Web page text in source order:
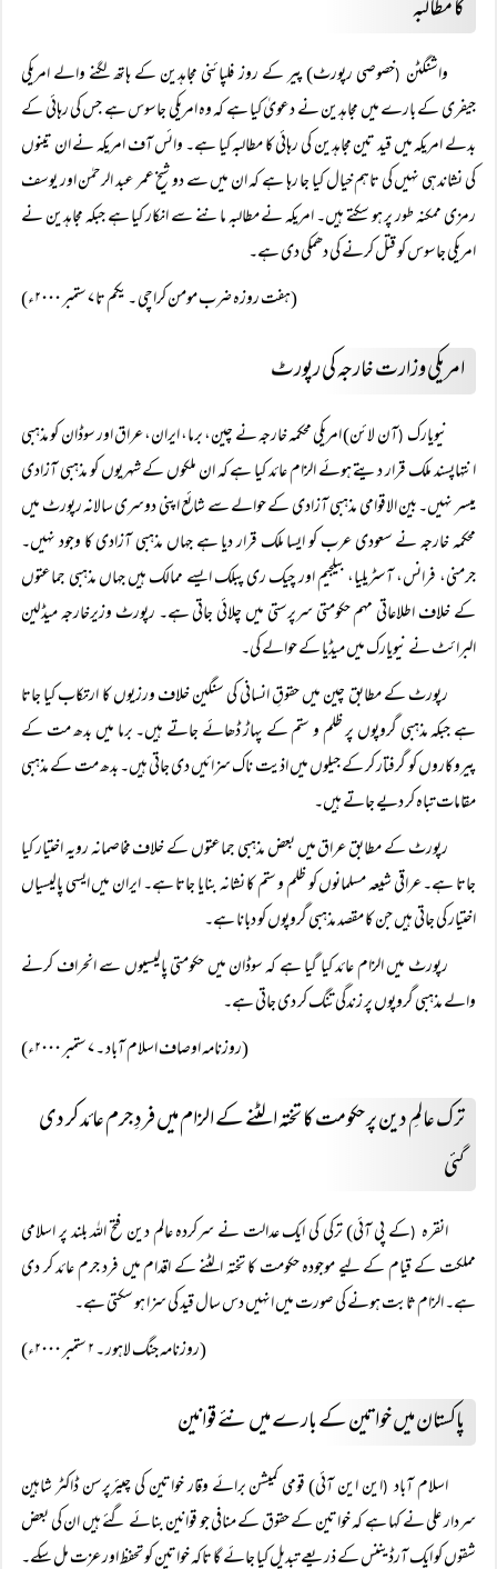
کا مطالبہ
واشنگٹن (خصوصی رپورٹ) پیر کے روز فلپائنی مجاہدین کے ہاتھ لگنے والے امریکی
جیفری کے بارے میں مجاہدین نے دعویٰ کیا ہے کہ وہ امریکی جاسوس ہے جس کی رہائی کے
بدلے امریکہ میں قید تین مجاہدین کی رہائی کا مطالبہ کیا ہے۔ وائس آف امریکہ نے ان تینوں
کی نشاندہی نہیں کی تاہم خیال کیا جا رہا ہے کہ ان میں سے دو شیخ عمر عبد الرحمٰن اور یوسف
رمزی ممکنہ طور پر ہو سکتے ہیں۔ امریکہ نے مطالبہ ماننے سے انکار کیا ہے جبکہ مجاہدین نے
امریکی جاسوس کو قتل کرنے کی دھمکی دی ہے۔
(ہفت روزہ ضرب مومن کراچی ۔ یکم تا ۷ ستمبر ۲۰۰۰ء)
امریکی وزارت خارجہ کی رپورٹ
نیویارک (آن لائن) امریکی محکمہ خارجہ نے چین، برما، ایران، عراق اور سوڈان کو مذہبی
انتہاپسند ملک قرار دیتے ہوئے الزام عائد کیا ہے کہ ان ملکوں کے شہریوں کو مذہبی آزادی
میسر نہیں۔ بین الاقوامی مذہبی آزادی کے حوالے سے شائع اپنی دوسری سالانہ رپورٹ میں
محکمہ خارجہ نے سعودی عرب کو ایسا ملک قرار دیا ہے جہاں مذہبی آزادی کا وجود نہیں۔
جرمنی، فرانس، آسٹریلیا، بیلجیم اور چیک ری پبلک ایسے ممالک ہیں جہاں مذہبی جماعتوں
کے خلاف اطلاعاتی مہم حکومتی سرپرستی میں چلائی جاتی ہے۔ رپورٹ وزیرخارجہ میڈلین
البرائٹ نے نیویارک میں میڈیا کے حوالے کی۔
رپورٹ کے مطابق چین میں حقوقِ انسانی کی سنگین خلاف ورزیوں کا ارتکاب کیا جاتا
ہے جبکہ مذہبی گروپوں پر ظلم و ستم کے پہاڑ ڈھائے جاتے ہیں۔ برما میں بدھ مت کے
پیروکاروں کو گرفتار کر کے جیلوں میں اذیت ناک سزائیں دی جاتی ہیں۔ بدھ مت کے مذہبی
مقامات تباہ کر دیے جاتے ہیں۔
رپورٹ کے مطابق عراق میں بعض مذہبی جماعتوں کے خلاف مخاصمانہ رویہ اختیار کیا
جاتا ہے۔ عراقی شیعہ مسلمانوں کو ظلم و ستم کا نشانہ بنایا جاتا ہے۔ ایران میں ایسی پالیسیاں
اختیار کی جاتی ہیں جن کا مقصد مذہبی گروپوں کو دبانا ہے۔
رپورٹ میں الزام عائد کیا گیا ہے کہ سوڈان میں حکومتی پالیسیوں سے انحراف کرنے
والے مذہبی گروپوں پر زندگی تنگ کر دی جاتی ہے۔
(روزنامہ اوصاف اسلام آباد ۔ ۷ ستمبر ۲۰۰۰ء)
ترک عالمِ دین پر حکومت کا تختہ الٹنے کے الزام میں فردِ جرم عائد کر دی
گئی
انقرہ (کے پی آئی) ترکی کی ایک عدالت نے سرکردہ عالم دین فتح اللہ بلند پر اسلامی
مملکت کے قیام کے لیے موجودہ حکومت کا تختہ الٹنے کے اقدام میں فرد جرم عائد کر دی
ہے۔ الزام ثابت ہونے کی صورت میں انہیں دس سال قید کی سزا ہو سکتی ہے۔
(روزنامہ جنگ لاہور ۔ ۲ ستمبر ۲۰۰۰ء)
پاکستان میں خواتین کے بارے میں نئے قوانین
اسلام آباد(این این آئی) قومی کمیشن برائے وقار خواتین کی چیئرپرسن ڈاکٹر شاہین
سردار علی نے کہا ہے کہ خواتین کے حقوق کے منافی جو قوانین بنائے گئے ہیں ان کی بعض
شقوں کو ایک آرڈیننس کے ذریعے تبدیل کیا جائے گا تاکہ خواتین کو تحفظ اور عزت مل سکے۔